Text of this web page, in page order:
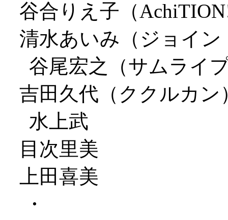
谷合りえ子（
清水あいみ（ジョイン
谷尾宏之（サムライ
吉田久代（ククルカン
水上武
目次里美
上田喜美
・